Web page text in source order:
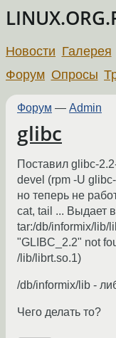
Новости Галерея
Форум Опросы
Форум — Admin
glibc
Поставил glibc-
devel (rpm -U
но теперь не
cat, tail ... Выдает в
tar:/db/informix/lib/
"GLIBC_2.2" not
/lib/librt.so.1)
/db/informix/lib -
Чего делать то?